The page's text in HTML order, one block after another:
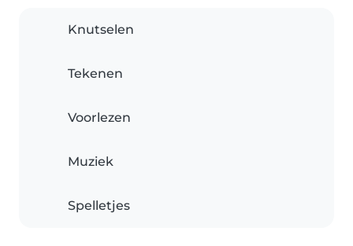
Knutselen
Tekenen
Voorlezen
Muziek
Spelletjes